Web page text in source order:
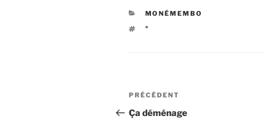
CATÉGORIES
MONÉMEMBO
ÉTIQUETTES
°
Navigation
de
Article
précédent
PRÉCÉDENT
Ça déménage